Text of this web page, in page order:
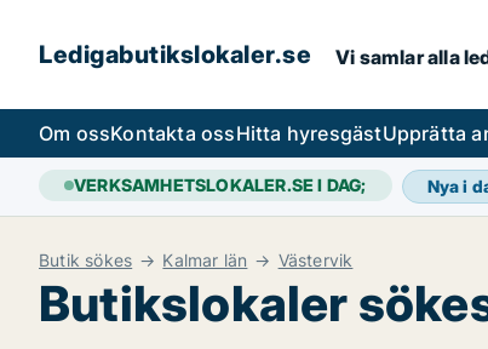
Ledigabutikslokaler.se Vi samlar alla
Om ossKontakta ossHitta hyresgästUpprätta
VERKSAMHETSLOKALER.SE I DAG; Nya i
Butik sökes Kalmar län Västervik
Butikslokaler